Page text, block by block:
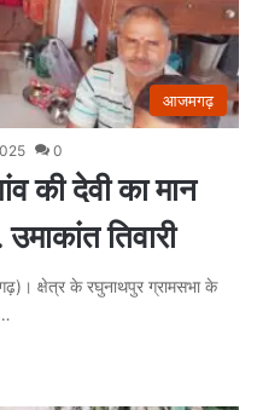
आजमगढ़
0
देवी का मान
तिवारी
क्षेत्र के रघुनाथपुर ग्रामसभा के